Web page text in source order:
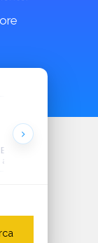
Ecologia e
ambiente